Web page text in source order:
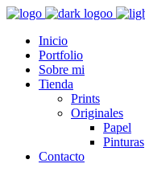
Inicio
Portfolio
Sobre mi
Tienda
Prints
Originales
Papel
Pinturas
Contacto